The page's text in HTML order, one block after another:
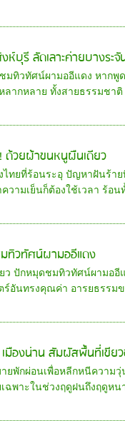
ห์บุรี ลัดเลาะค่ายบางระจั
มทิวทัศน์ผามออีแดง หาก
ลากหลาย ทั้งสายธรรมชา
ด้วยผ้าขนหนูผืนเดียว
ไทยที่ร้อนระอุ ปัญหาฝันร้
วามเย็นก็ต้องใช้เวลา ร้อ
มทิวทัศน์ผามออีแดง
ยว ปักหมุดชมทิวทัศน์ผามอ
ร์อันทรงคุณค่า อารยธรร
มืองน่าน สัมผัสพื้นที่เขีย
พักผ่อนเพื่อหลีกหนีความ
ฉพาะในช่วงฤดูฝนถึงฤดูห